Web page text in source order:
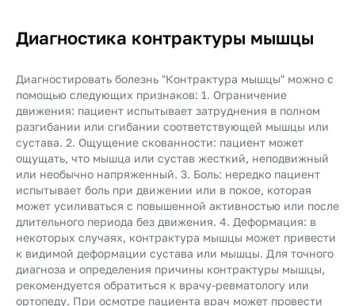
Диагностика контрактуры мышцы
Диагностировать болезнь "Контрактура мышцы" можно с
помощью следующих признаков: 1. Ограничение
движения: пациент испытывает затруднения в полном
разгибании или сгибании соответствующей мышцы или
сустава. 2. Ощущение скованности: пациент может
ощущать, что мышца или сустав жесткий, неподвижный
или необычно напряженный. 3. Боль: нередко пациент
испытывает боль при движении или в покое, которая
может усиливаться с повышенной активностью или после
длительного периода без движения. 4. Деформация: в
некоторых случаях, контрактура мышцы может привести
к видимой деформации сустава или мышцы. Для точного
диагноза и определения причины контрактуры мышцы,
рекомендуется обратиться к врачу-ревматологу или
ортопеду. При осмотре пациента врач может провести